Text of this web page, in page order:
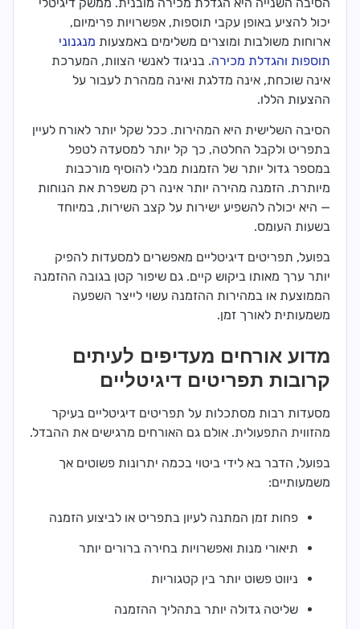
יכול להציע באופן עקבי תוספות, אפשרויות פרימיום,
ארוחות משולבות ומוצרים משלימים באמצעות מנגנוני
תוספות והגדלת מכירה. בניגוד לאנשי הצוות, המערכת
אינה שוכחת, אינה מדלגת ואינה ממהרת לעבור על
ההצעות הללו.
הסיבה השלישית היא המהירות. ככל שקל יותר לאורח לעיין
בתפריט ולקבל החלטה, כך קל יותר למסעדה לטפל
במספר גדול יותר של הזמנות מבלי להוסיף מורכבות
מיותרת. הזמנה מהירה יותר אינה רק משפרת את הנוחות
— היא יכולה להשפיע ישירות על קצב השירות, במיוחד
בשעות העומס.
בפועל, תפריטים דיגיטליים מאפשרים למסעדות להפיק
יותר ערך מאותו ביקוש קיים. גם שיפור קטן בגובה ההזמנה
הממוצעת או במהירות ההזמנה עשוי לייצר השפעה
משמעותית לאורך זמן.
מדוע אורחים מעדיפים לעיתים
קרובות תפריטים דיגיטליים
מסעדות רבות מסתכלות על תפריטים דיגיטליים בעיקר
מהזווית התפעולית. אולם גם האורחים מרגישים את ההבדל.
בפועל, הדבר בא לידי ביטוי בכמה יתרונות פשוטים אך
משמעותיים:
פחות זמן המתנה לעיון בתפריט או לביצוע הזמנה
תיאורי מנות ואפשרויות בחירה ברורים יותר
ניווט פשוט יותר בין קטגוריות
שליטה גדולה יותר בתהליך ההזמנה